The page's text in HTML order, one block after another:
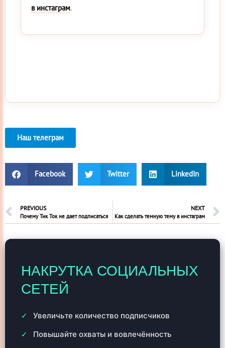
в инстаграм.
Наш телеграм
Facebook Twitter LinkedIn
PREVIOUS
Почему Тик Ток не дает подписаться
NEXT
Как сделать темную тему в инстаграм
НАКРУТКА СОЦИАЛЬНЫХ
СЕТЕЙ
Увеличьте количество подписчиков
Повышайте охваты и вовлечённость